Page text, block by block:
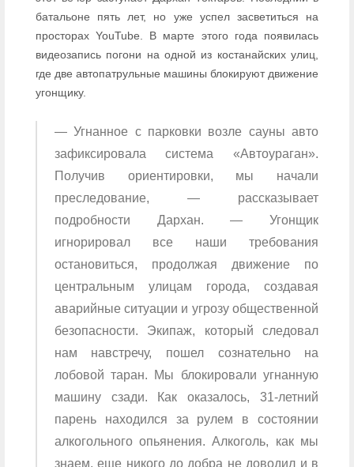
батальоне пять лет, но уже успел засветиться на
просторах YouTube. В марте этого года появилась
видеозапись погони на одной из костанайских улиц,
где две автопатрульные машины блокируют движение
угонщику.
— Угнанное с парковки возле сауны авто
зафиксировала система «Автоураган».
Получив ориентировки, мы начали
преследование, — рассказывает
подробности Дархан. — Угонщик
игнорировал все наши требования
остановиться, продолжая движение по
центральным улицам города, создавая
аварийные ситуации и угрозу общественной
безопасности. Экипаж, который следовал
нам навстречу, пошел сознательно на
лобовой таран. Мы блокировали угнанную
машину сзади. Как оказалось, 31-летний
парень находился за рулем в состоянии
алкогольного опьянения. Алкоголь, как мы
знаем, еще никого до добра не доводил и в